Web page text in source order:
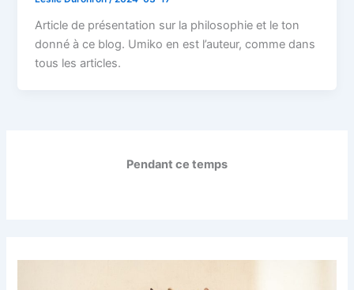
Article de présentation sur la philosophie et le ton
donné à ce blog. Umiko en est l’auteur, comme dans
tous les articles.
Pendant ce temps